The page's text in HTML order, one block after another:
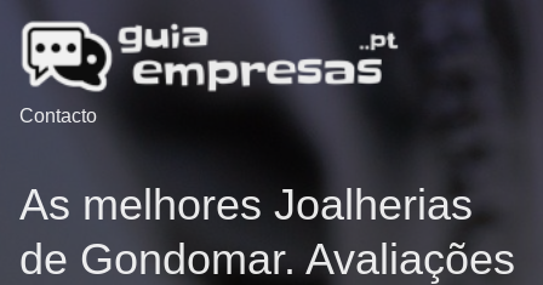
Contacto
As melhores Joalherias
de Gondomar. Avaliações